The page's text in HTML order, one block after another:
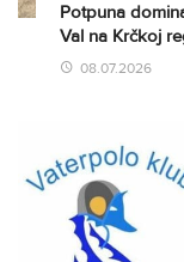
Potpuna
Val na Krčkoj
08.07.2026